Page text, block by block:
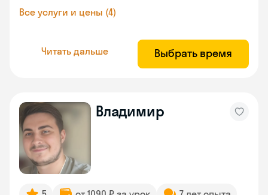
Все услуги и цены (4)
Читать дальше Выбрать время
Владимир